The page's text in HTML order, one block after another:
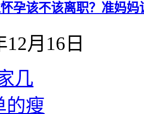
孕该不该离职？准妈
12月16日